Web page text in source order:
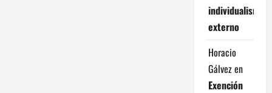
individualismo
externo
Horacio
Gálvezen
Exención